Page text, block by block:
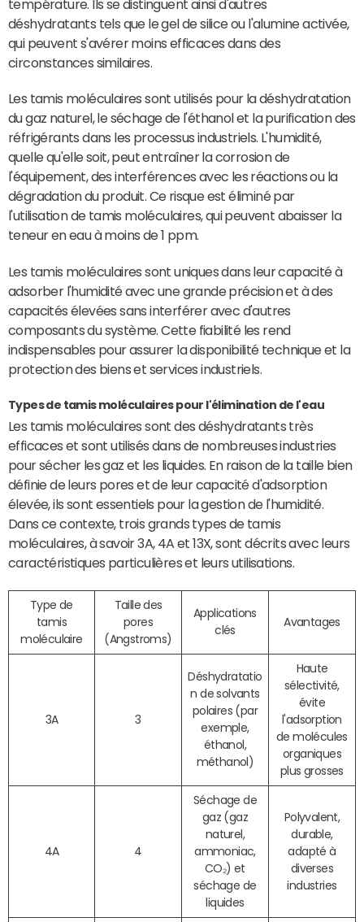
température. Ils se distinguent ainsi d'autres
déshydratants tels que le gel de silice ou l'alumine activée,
qui peuvent s'avérer moins efficaces dans des
circonstances similaires.
Les tamis moléculaires sont utilisés pour la déshydratation
du gaz naturel, le séchage de l'éthanol et la purification des
réfrigérants dans les processus industriels. L'humidité,
quelle qu'elle soit, peut entraîner la corrosion de
l'équipement, des interférences avec les réactions ou la
dégradation du produit. Ce risque est éliminé par
l'utilisation de tamis moléculaires, qui peuvent abaisser la
teneur en eau à moins de 1 ppm.
Les tamis moléculaires sont uniques dans leur capacité à
adsorber l'humidité avec une grande précision et à des
capacités élevées sans interférer avec d'autres
composants du système. Cette fiabilité les rend
indispensables pour assurer la disponibilité technique et la
protection des biens et services industriels.
Types de tamis moléculaires pour l'élimination de l'eau
Les tamis moléculaires sont des déshydratants très
efficaces et sont utilisés dans de nombreuses industries
pour sécher les gaz et les liquides. En raison de la taille bien
définie de leurs pores et de leur capacité d'adsorption
élevée, ils sont essentiels pour la gestion de l'humidité.
Dans ce contexte, trois grands types de tamis
moléculaires, à savoir 3A, 4A et 13X, sont décrits avec leurs
caractéristiques particulières et leurs utilisations.
Type de
tamis
moléculaire
Taille des
pores
(Angstroms)
Applications
clés
Avantages
3A 3
Déshydratatio
n de solvants
polaires (par
exemple,
éthanol,
méthanol)
Haute
sélectivité,
évite
l'adsorption
de molécules
organiques
plus grosses
4A 4
Séchage de
gaz (gaz
naturel,
ammoniac,
CO₂) et
séchage de
liquides
Polyvalent,
durable,
adapté à
diverses
industries